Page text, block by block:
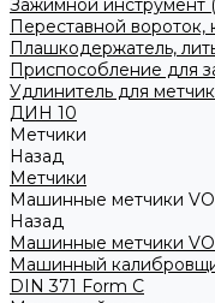
Зажимной инструмент
Переставной вороток,
Плашкодержатель,
Приспособление для
Удлинитель для
ДИН 10
Метчики
Назад
Метчики
Машинные метчики
Назад
Машинные метчики
Машинный
DIN 371 Form C